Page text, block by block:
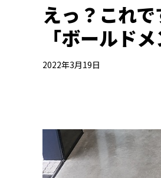
えっ？これ
「ボールド
2022年3月19日